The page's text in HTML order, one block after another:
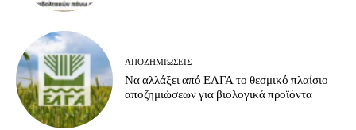
ΑΠΟΖΗΜΙΏΣΕΙΣ
Να αλλάξει από ΕΛΓΑ το θεσμικό πλαίσιο
αποζημιώσεων για βιολογικά προϊόντα